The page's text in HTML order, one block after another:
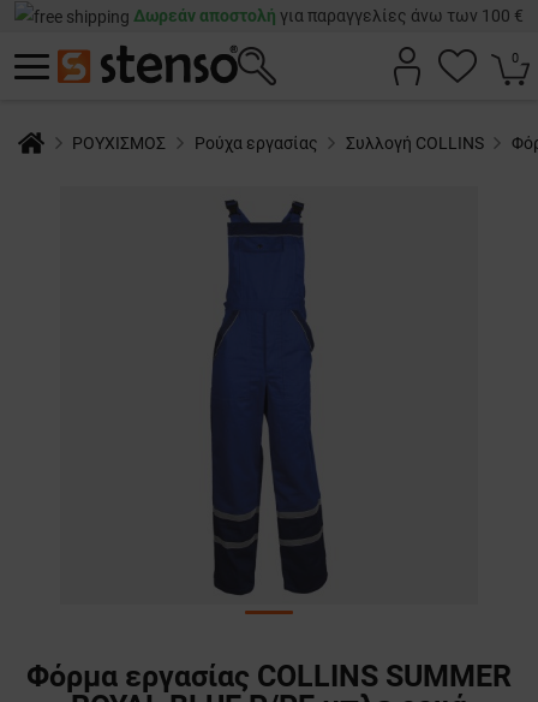
Δωρεάν αποστολή για παραγγελίες άνω των 100 €
0
ΡΟΥΧΙΣΜΟΣ Ρούχα εργασίας Συλλογή COLLINS
Φόρμα εργασίας COLLINS SUMMER